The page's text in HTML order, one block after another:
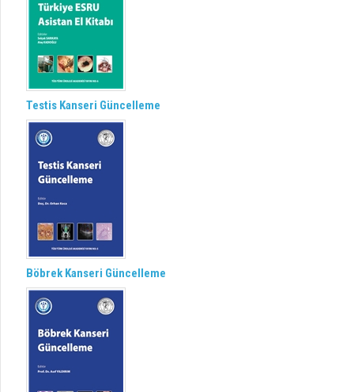
Testis Kanseri Güncelleme
Böbrek Kanseri Güncelleme